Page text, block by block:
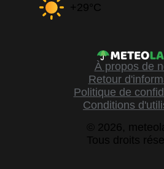
+29°C
À propos de
Retour
Politique de
Conditions
© 2026,
Tous droits